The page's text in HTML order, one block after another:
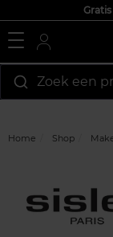
Zoek een
Home Shop